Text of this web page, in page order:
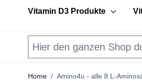
Vitamin D3 Produkte
Home / Amino4u - alle 8 L-